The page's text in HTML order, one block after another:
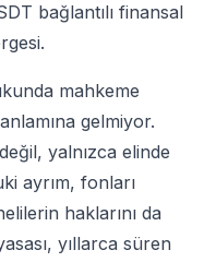
bağlantılı finansal
mahkeme
gelmiyor.
yalnızca elinde
ayrım, fonları
haklarını da
yıllarca süren